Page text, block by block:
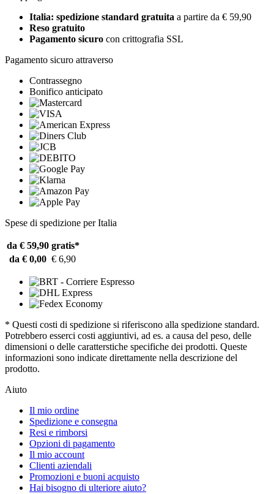
Italia: spedizione standard gratuita a partire da € 59,90
Reso gratuito
Pagamento sicuro con crittografia SSL
Pagamento sicuro attraverso
Contrassegno
Bonifico anticipato
Spese di spedizione per Italia
da € 59,90 gratis*
da € 0,00 € 6,90
* Questi costi di spedizione si riferiscono alla spedizione standard.
Potrebbero esserci costi aggiuntivi, ad es. a causa del peso, delle
dimensioni o delle caratterstiche specifiche dei prodotti. Queste
informazioni sono indicate direttamente nella descrizione del
prodotto.
Aiuto
Il mio ordine
Spedizione e consegna
Resi e rimborsi
Opzioni di pagamento
Il mio account
Clienti aziendali
Promozioni e buoni acquisto
Hai bisogno di ulteriore aiuto?